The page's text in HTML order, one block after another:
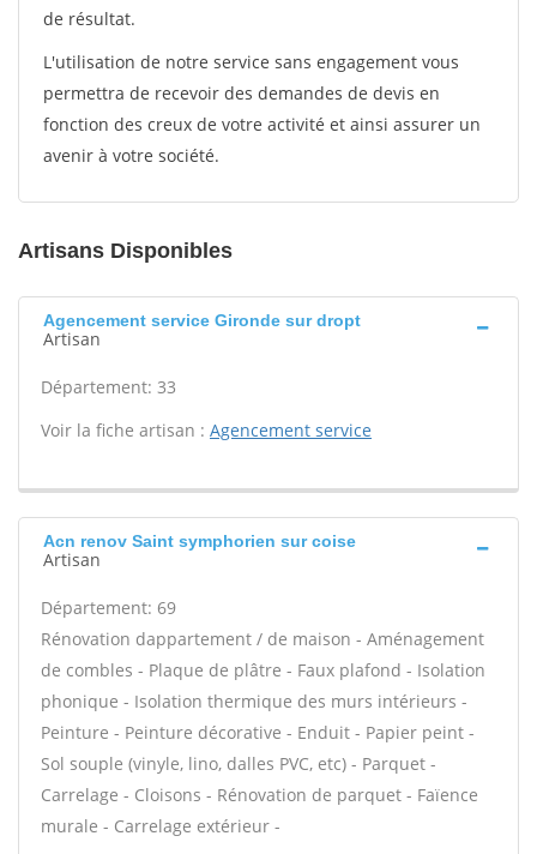
de résultat.
L'utilisation de notre service sans engagement vous
permettra de recevoir des demandes de devis en
fonction des creux de votre activité et ainsi assurer un
avenir à votre société.
Artisans Disponibles
Agencement service Gironde sur dropt
Artisan
Département: 33
Voir la fiche artisan : Agencement service
Acn renov Saint symphorien sur coise
Artisan
Département: 69
Rénovation dappartement / de maison - Aménagement
de combles - Plaque de plâtre - Faux plafond - Isolation
phonique - Isolation thermique des murs intérieurs -
Peinture - Peinture décorative - Enduit - Papier peint -
Sol souple (vinyle, lino, dalles PVC, etc) - Parquet -
Carrelage - Cloisons - Rénovation de parquet - Faïence
murale - Carrelage extérieur -